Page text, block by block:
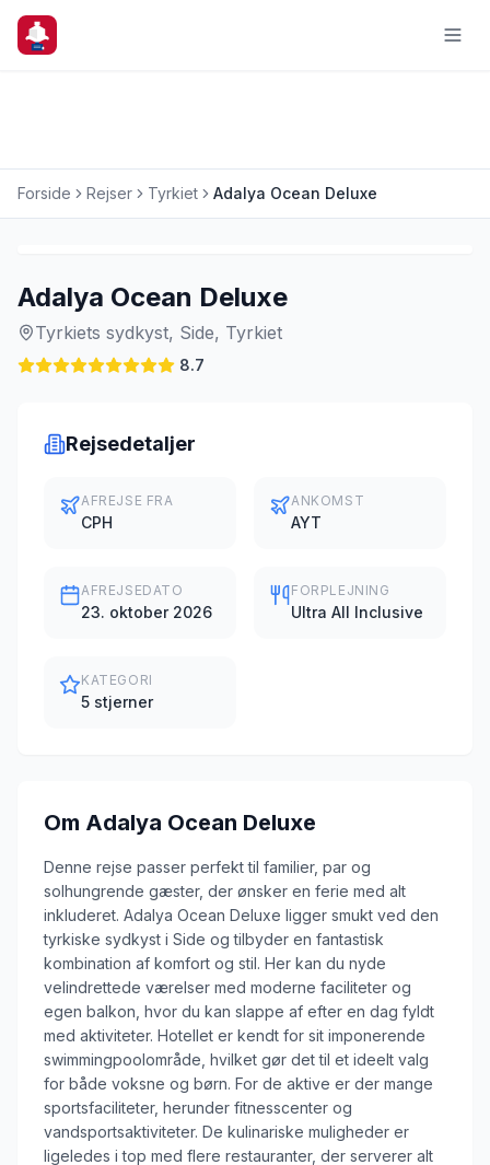
Forside Rejser Tyrkiet Adalya Ocean Deluxe
Adalya Ocean Deluxe
Tyrkiets sydkyst, Side, Tyrkiet
8.7
Rejsedetaljer
AFREJSE FRA
CPH
ANKOMST
AYT
AFREJSEDATO
23. oktober 2026
FORPLEJNING
Ultra All Inclusive
KATEGORI
5 stjerner
Om Adalya Ocean Deluxe
Denne rejse passer perfekt til familier, par og
solhungrende gæster, der ønsker en ferie med alt
inkluderet. Adalya Ocean Deluxe ligger smukt ved den
tyrkiske sydkyst i Side og tilbyder en fantastisk
kombination af komfort og stil. Her kan du nyde
velindrettede værelser med moderne faciliteter og
egen balkon, hvor du kan slappe af efter en dag fyldt
med aktiviteter. Hotellet er kendt for sit imponerende
swimmingpoolområde, hvilket gør det til et ideelt valg
for både voksne og børn. For de aktive er der mange
sportsfaciliteter, herunder fitnesscenter og
vandsportsaktiviteter. De kulinariske muligheder er
ligeledes i top med flere restauranter, der serverer alt